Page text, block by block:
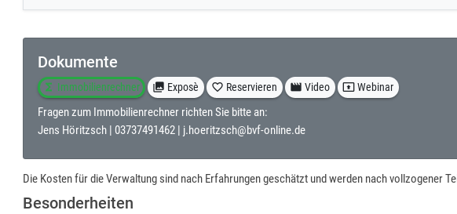
Dokumente
functions Immobilienrechner collections Exposè favorite_border Reservieren movie Video present_to_allWebinar
Fragen zum Immobilienrechner richten Sie bitte an:
Jens Höritzsch | 03737491462 | j.hoeritzsch@bvf-online.de
Die Kosten für die Verwaltung sind nach Erfahrungen geschätzt und werden nach vollzogener
Besonderheiten